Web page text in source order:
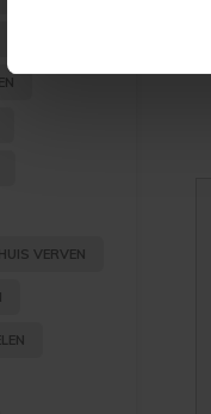
VERVEN